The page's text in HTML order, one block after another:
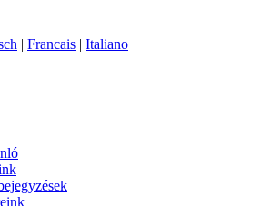
| Francais | Italiano